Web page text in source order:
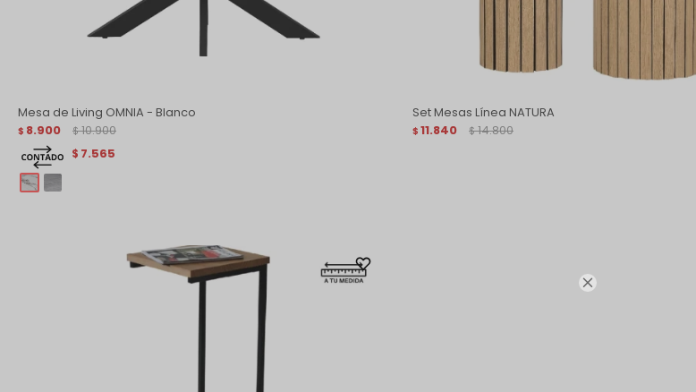

Mesa de Living OMNIA - Blanco
$ 8.900 $ 10.900
$ 7.565
Set Mesas Línea NATURA
$ 11.840 $ 14.800